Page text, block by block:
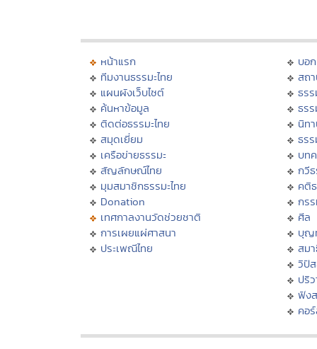
หน้าแรก
ทีมงานธรรมะไทย
แผนผังเว็บไซต์
ค้นหาข้อมูล
ติดต่อธรรมะไทย
สมุดเยี่ยม
เครือข่ายธรรมะ
สัญลักษณ์ไทย
มุมสมาชิกธรรมะไทย
Donation
เทศกาลงานวัดช่วยชาติ
การเผยแผ่ศาสนา
ประเพณีไทย
บอ
สถ
ธร
ธร
นิท
ธร
บท
กวี
คติ
กร
ศีล
บุญ
สม
วิปั
ปริ
ฟัง
คอ